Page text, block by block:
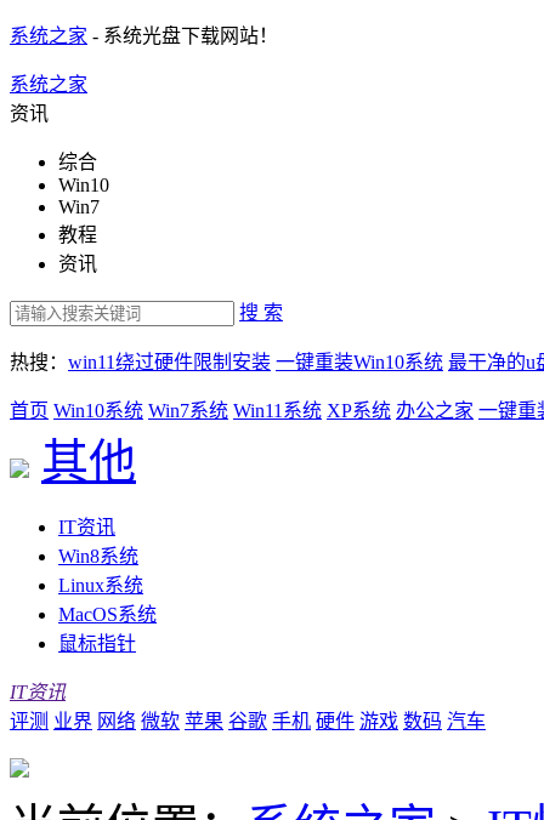
系统之家 - 系统光盘下载网站！
系统之家
资讯
综合
Win10
Win7
教程
资讯
搜 索
热搜： win11绕过硬件限制安装 一键重装Win10系统 最干净的u
首页 Win10系统 Win7系统 Win11系统 XP系统 办公之家 一键重
其他
IT资讯
Win8系统
Linux系统
MacOS系统
鼠标指针
IT资讯
评测 业界 网络 微软 苹果 谷歌 手机 硬件 游戏 数码 汽车